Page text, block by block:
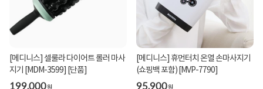
[메디니스] 셀룰라 다이어트 롤러 마사
지기 [MDM-3599] [단품]
199,000
[메디니스] 휴먼터치 온열 손마사지기
(쇼핑백 포함) [MVP-7790]
95,900